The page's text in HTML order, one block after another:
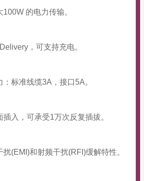
的电力传输。
，可支持充电。
标准线缆3A，接口5A。
入，可承受1万次反复插拔。
(EMI)和射频干扰(RFI)缓解特性。